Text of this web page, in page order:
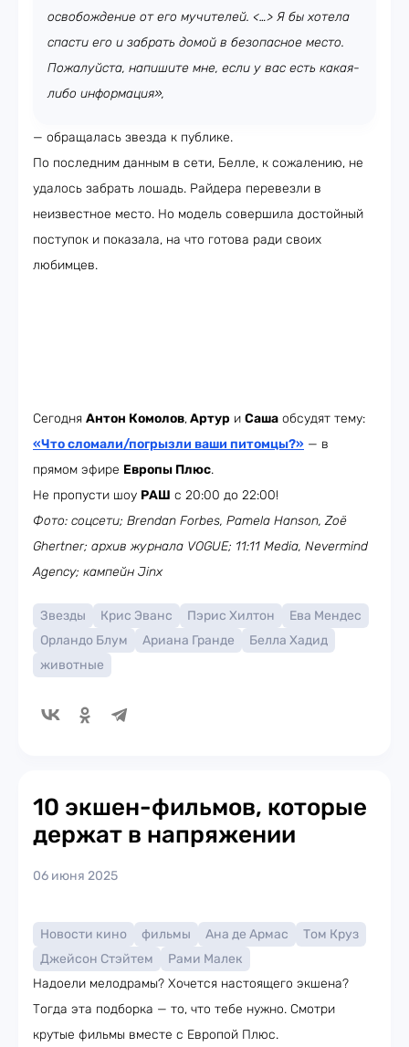
освобождение от его мучителей. <…> Я бы хотела
спасти его и забрать домой в безопасное место.
Пожалуйста, напишите мне, если у вас есть какая-
либо информация»,
— обращалась звезда к публике.
По последним данным в сети, Белле, к сожалению, не
удалось забрать лошадь. Райдера перевезли в
неизвестное место. Но модель совершила достойный
поступок и показала, на что готова ради своих
любимцев.
Сегодня Антон Комолов,Артур и Саша обсудят тему:
«Что сломали/погрызли ваши питомцы?» — в
прямом эфире Европы Плюс.
Не пропусти шоу РАШ с 20:00 до 22:00!
Фото: соцсети; Brendan Forbes, Pamela Hanson, Zoë
Ghertner; архив журнала VOGUE; 11:11 Media, Nevermind
Agency; кампейн Jinx
Звезды Крис Эванс Пэрис Хилтон
Ева Мендес
Орландо Блум
Ариана Гранде
Белла Хадид
животные
10 экшен-фильмов, которые
держат в напряжении
06 июня 2025
Новости кино фильмы Ана де Армас
Том Круз
Джейсон Стэйтем
Рами Малек
Надоели мелодрамы? Хочется настоящего экшена?
Тогда эта подборка — то, что тебе нужно. Смотри
крутые фильмы вместе с Европой Плюс.